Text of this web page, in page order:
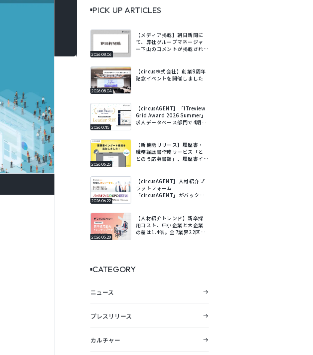
PICK UP ARTICLES
2026.08.06
【メディア掲載】朝日新聞に
て、弊社グループマネージャ
ー下山のコメントが掲載され
2026.08.04
【circus株式会社】創業9周年
記念イベントを開催しました
2026.07.15
【circusAGENT】「ITreview
Grid Award 2026 Summer」
求人データベース部門で4期連
2026.06.25
【新機能リリース】履歴書・
職務経歴書作成サービス「と
とのう応募書類」、履歴書イ
けでフォームに自動で入力。
2026.06.22
【circusAGENT】人材紹介プ
ラットフォーム
「circusAGENT」がバックオ
援。
2026.05.28
【人材紹介トレンド】新卒採
用コスト、中小企業と大企業
の差は1.4倍。全7業界22区
CATEGORY
ニュース
プレスリリース
カルチャー